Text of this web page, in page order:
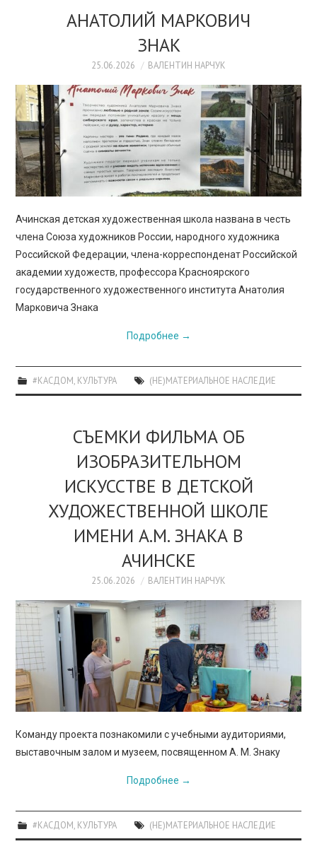
АНАТОЛИЙ МАРКОВИЧ
ЗНАК
25.06.2026 ВАЛЕНТИН НАРЧУК
Ачинская детская художественная школа названа в честь
члена Союза художников России, народного художника
Российской Федерации, члена-корреспонденат Российской
академии художеств, профессора Красноярского
государственного художественного института Анатолия
Марковича Знака
Подробнее →
#КАСДОМ КУЛЬТУРА (НЕ)МАТЕРИАЛЬНОЕ НАСЛЕДИЕ
CЪЕМКИ ФИЛЬМА ОБ
ИЗОБРАЗИТЕЛЬНОМ
ИСКУССТВЕ В ДЕТСКОЙ
ХУДОЖЕСТВЕННОЙ ШКОЛЕ
ИМЕНИ А.М. ЗНАКА В
АЧИНСКЕ
25.06.2026 ВАЛЕНТИН НАРЧУК
Команду проекта познакомили с учебными аудиториями,
выставочным залом и музеем, посвященном А. М. Знаку
Подробнее →
#КАСДОМ КУЛЬТУРА (НЕ)МАТЕРИАЛЬНОЕ НАСЛЕДИЕ